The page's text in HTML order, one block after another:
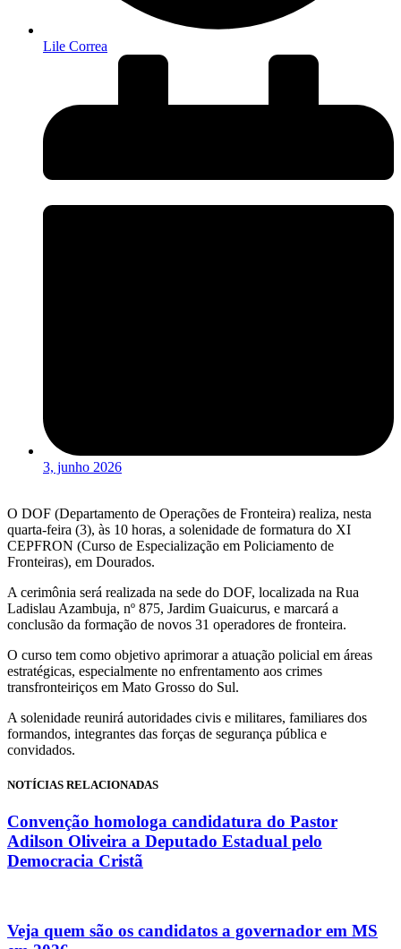
Lile Correa
3, junho 2026
O DOF (Departamento de Operações de Fronteira) realiza, nesta
quarta-feira (3), às 10 horas, a solenidade de formatura do XI
CEPFRON (Curso de Especialização em Policiamento de
Fronteiras), em Dourados.
A cerimônia será realizada na sede do DOF, localizada na Rua
Ladislau Azambuja, nº 875, Jardim Guaicurus, e marcará a
conclusão da formação de novos 31 operadores de fronteira.
O curso tem como objetivo aprimorar a atuação policial em áreas
estratégicas, especialmente no enfrentamento aos crimes
transfronteiriços em Mato Grosso do Sul.
A solenidade reunirá autoridades civis e militares, familiares dos
formandos, integrantes das forças de segurança pública e
convidados.
NOTÍCIAS RELACIONADAS
Convenção homologa candidatura do Pastor
Adilson Oliveira a Deputado Estadual pelo
Democracia Cristã
Veja quem são os candidatos a governador em MS